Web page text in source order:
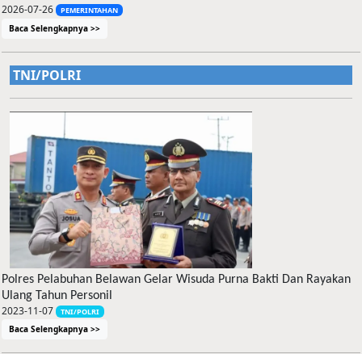
2026-07-26 PEMERINTAHAN
Baca Selengkapnya >>
TNI/POLRI
Polres Pelabuhan Belawan Gelar Wisuda Purna Bakti Dan Rayakan
Ulang Tahun Personil
2023-11-07 TNI/POLRI
Baca Selengkapnya >>